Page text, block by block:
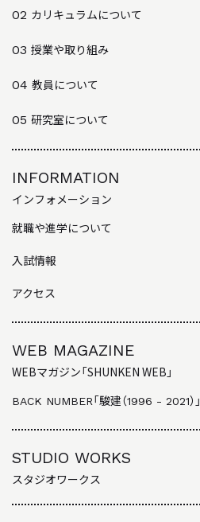
02 カリキュラムについて
03 授業や取り組み
04 教員について
05 研究室について
INFORMATION
インフォメーション
就職や進学について
入試情報
アクセス
WEB MAGAZINE
WEBマガジン「SHUNKEN WEB」
BACK NUMBER「駿建（1996 - 2021）」
STUDIO WORKS
スタジオワークス